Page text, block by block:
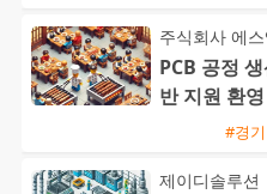
주식회사 에
PCB 공정
반 지원 환
#경
제이디솔루션